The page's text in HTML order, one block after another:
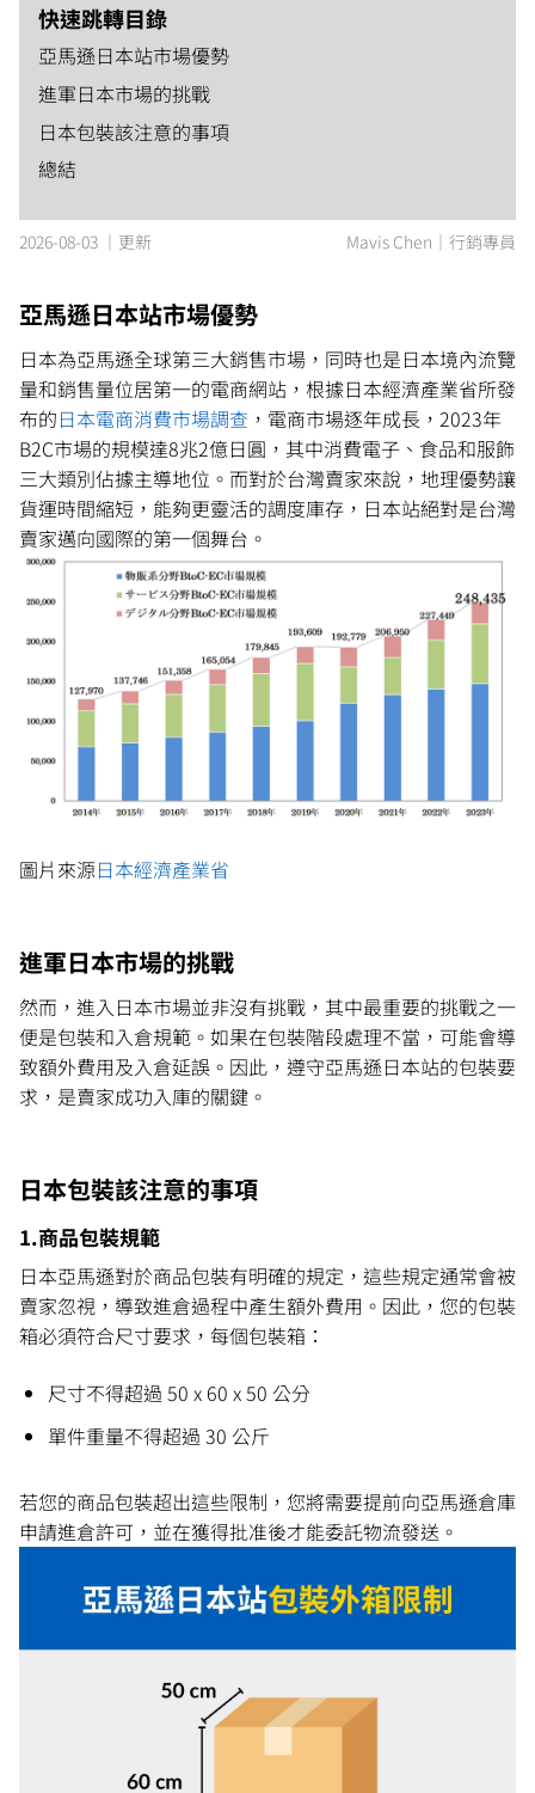
快速跳轉目錄
亞馬遜日本站市場優勢
進軍日本市場的挑戰
日本包裝該注意的事項
總結
2026-08-03 ｜更新 Mavis Chen｜行銷專員
亞馬遜日本站市場優勢
日本為亞馬遜全球第三大銷售市場，同時也是日本境內流覽
量和銷售量位居第一的電商網站，根據日本經濟產業省所發
布的日本電商消費市場調查 ，電商市場逐年成長，2023年
B2C市場的規模達8兆2億日圓，其中消費電子、食品和服飾
三大類別佔據主導地位。而對於台灣賣家來說，地理優勢讓
貨運時間縮短，能夠更靈活的調度庫存，日本站絕對是台灣
賣家邁向國際的第一個舞台。
圖片來源日本經濟產業省
進軍日本市場的挑戰
然而，進入日本市場並非沒有挑戰，其中最重要的挑戰之一
便是包裝和入倉規範。如果在包裝階段處理不當，可能會導
致額外費用及入倉延誤。因此，遵守亞馬遜日本站的包裝要
求，是賣家成功入庫的關鍵。
日本包裝該注意的事項
1.商品包裝規範
日本亞馬遜對於商品包裝有明確的規定，這些規定通常會被
賣家忽視，導致進倉過程中產生額外費用。因此，您的包裝
箱必須符合尺寸要求，每個包裝箱：
尺寸不得超過 50 x 60 x 50 公分
單件重量不得超過 30 公斤
若您的商品包裝超出這些限制，您將需要提前向亞馬遜倉庫
申請進倉許可，並在獲得批准後才能委託物流發送。